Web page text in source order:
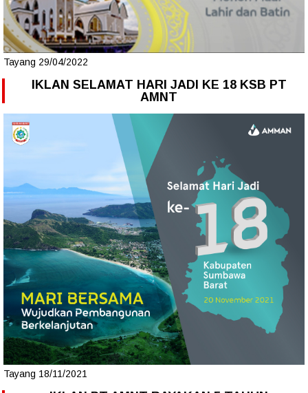
Tayang 29/04/2022
IKLAN SELAMAT HARI JADI KE 18 KSB PT
AMNT
Tayang 18/11/2021